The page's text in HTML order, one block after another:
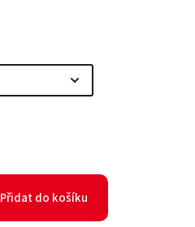
Přidat do košíku